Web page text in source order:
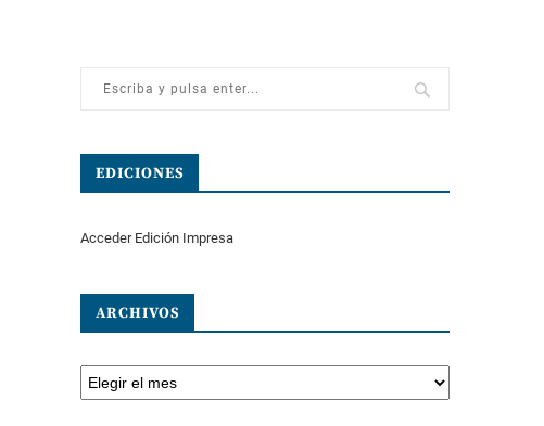
EDICIONES
Acceder Edición Impresa
ARCHIVOS